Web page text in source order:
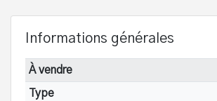
Informations générales
À vendre
Type